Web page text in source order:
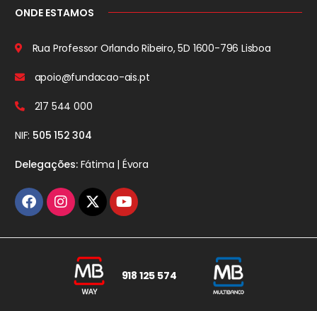
ONDE ESTAMOS
Rua Professor Orlando Ribeiro, 5D 1600-796 Lisboa
apoio@fundacao-ais.pt
217 544 000
NIF: 505 152 304
Delegações:Fátima | Évora
918 125 574